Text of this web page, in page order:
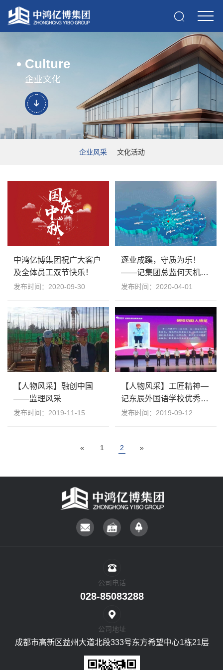
Culture
企业文化
企业风采 文化活动
中鸿亿博集团祝广大客户
及全体员工双节快乐！
发布时间：2020-09-30
逐业成蹊，守质为乐！
——记集团总监何天机获
奖征文
发布时间：2020-04-01
【人物风采】融创中国
——监理风采
发布时间：2019-11-15
【人物风采】工匠精神—
记东辰外国语学校优秀监
理团队
发布时间：2019-09-12
« 1 2 »
公司电话
028-85083288
公司地址
成都市高新区益州大道北段333号东方希望中心1栋21层